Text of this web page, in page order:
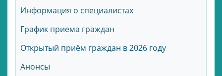
Информация о специалистах
График приема граждан
Открытый приём граждан в 2026 году
Анонсы